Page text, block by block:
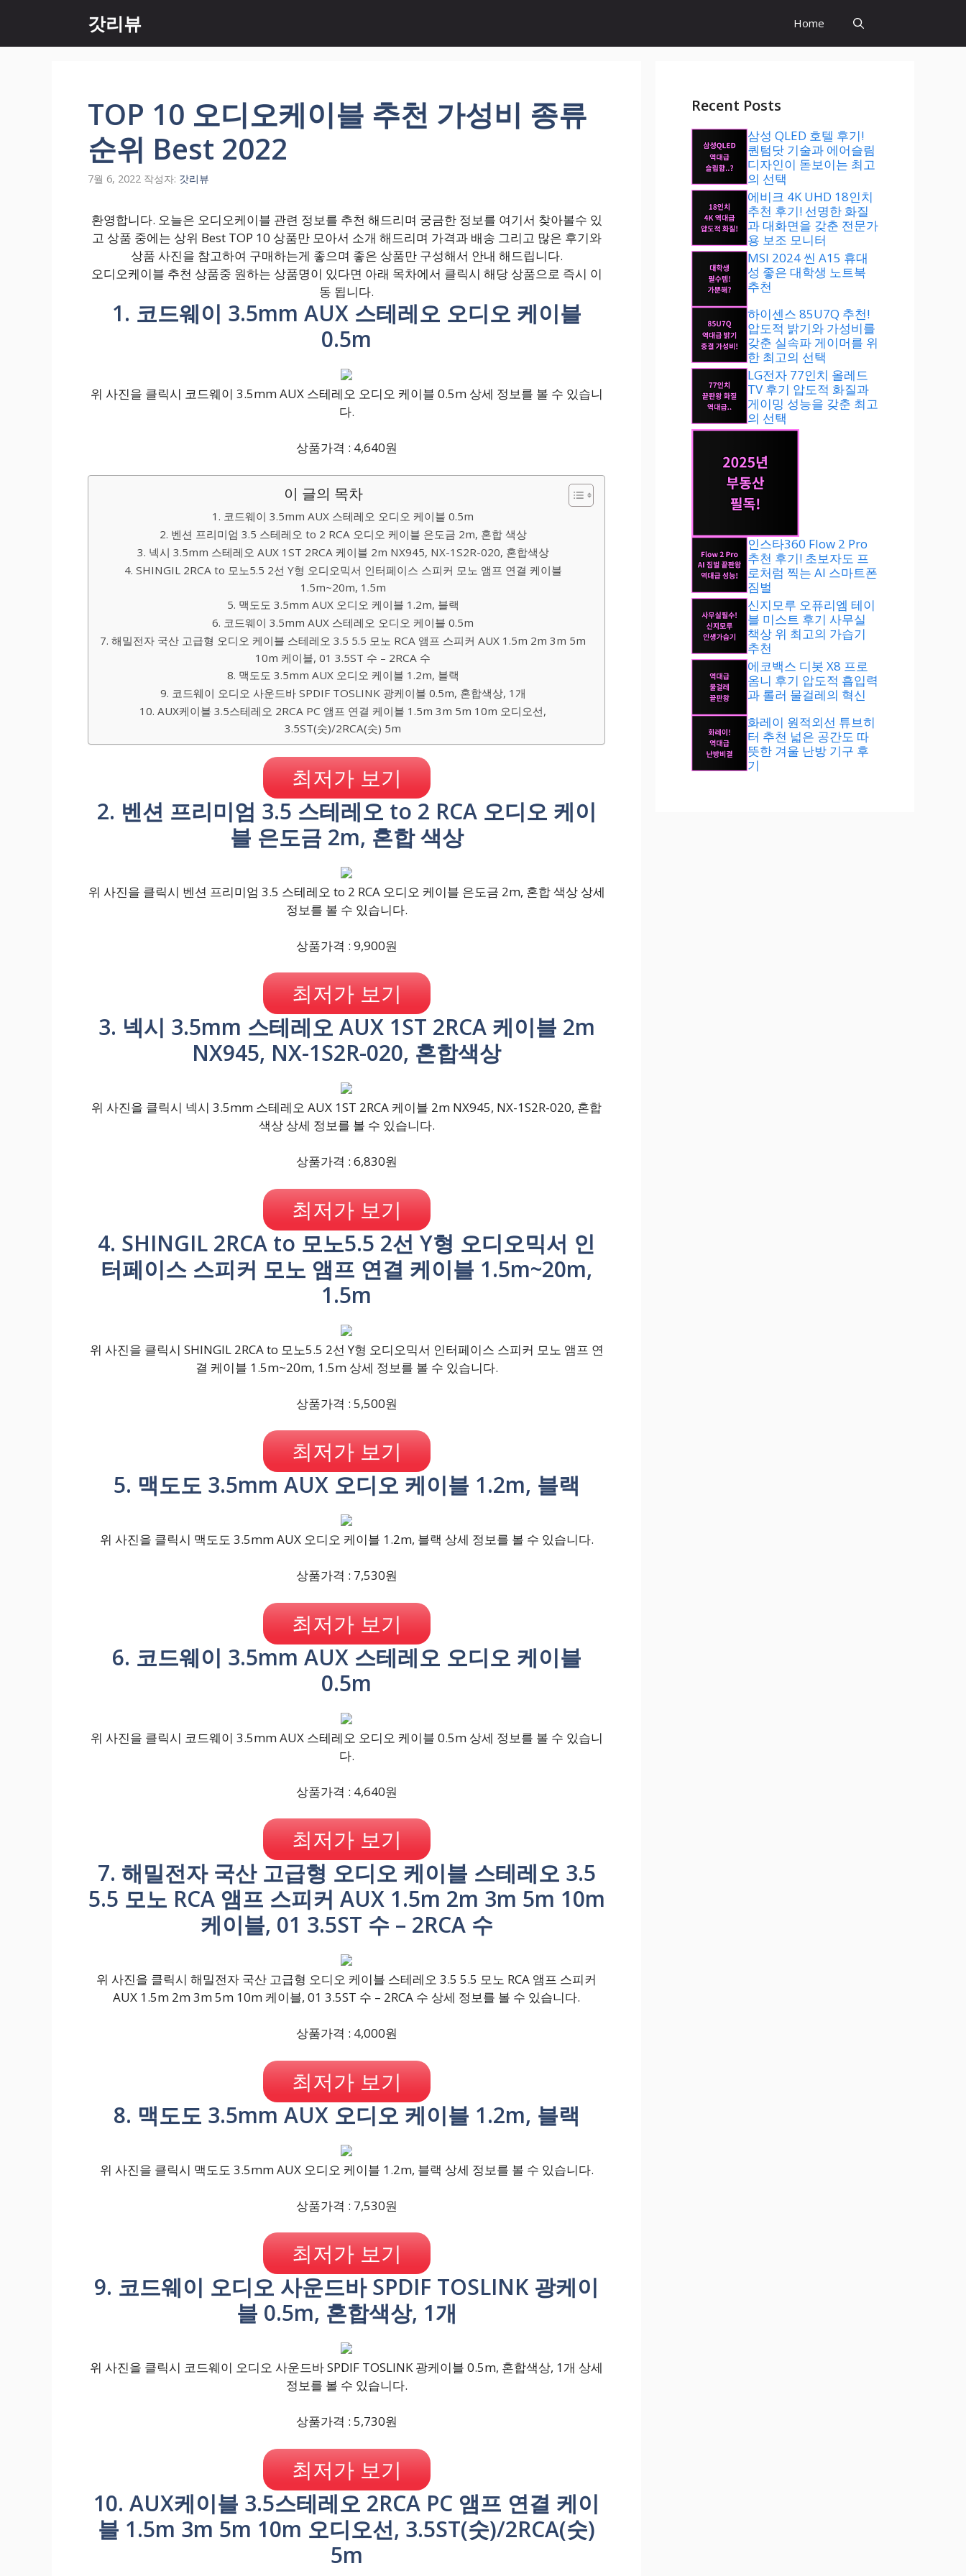
츠
갓리뷰 Home
TOP 10 오디오케이블 추천 가성비 종류
순위 Best 2022
7월 6, 2022 작성자: 갓리뷰
환영합니다. 오늘은 오디오케이블 관련 정보를 추천 해드리며 궁금한 정보를 여기서 찾아볼수 있
고 상품 중에는 상위 Best TOP 10 상품만 모아서 소개 해드리며 가격과 배송 그리고 많은 후기와
상품 사진을 참고하여 구매하는게 좋으며 좋은 상품만 구성해서 안내 해드립니다.
오디오케이블 추천 상품중 원하는 상품명이 있다면 아래 목차에서 클릭시 해당 상품으로 즉시 이
동 됩니다.
1. 코드웨이 3.5mm AUX 스테레오 오디오 케이블
0.5m
위 사진을 클릭시 코드웨이 3.5mm AUX 스테레오 오디오 케이블 0.5m 상세 정보를 볼 수 있습니
다.
상품가격 : 4,640원
이 글의 목차
1. 코드웨이 3.5mm AUX 스테레오 오디오 케이블 0.5m
2. 벤션 프리미엄 3.5 스테레오 to 2 RCA 오디오 케이블 은도금 2m, 혼합 색상
3. 넥시 3.5mm 스테레오 AUX 1ST 2RCA 케이블 2m NX945, NX-1S2R-020, 혼합색상
4. SHINGIL 2RCA to 모노5.5 2선 Y형 오디오믹서 인터페이스 스피커 모노 앰프 연결 케이블
1.5m~20m, 1.5m
5. 맥도도 3.5mm AUX 오디오 케이블 1.2m, 블랙
6. 코드웨이 3.5mm AUX 스테레오 오디오 케이블 0.5m
7. 해밀전자 국산 고급형 오디오 케이블 스테레오 3.5 5.5 모노 RCA 앰프 스피커 AUX 1.5m 2m 3m 5m
10m 케이블, 01 3.5ST 수 – 2RCA 수
8. 맥도도 3.5mm AUX 오디오 케이블 1.2m, 블랙
9. 코드웨이 오디오 사운드바 SPDIF TOSLINK 광케이블 0.5m, 혼합색상, 1개
10. AUX케이블 3.5스테레오 2RCA PC 앰프 연결 케이블 1.5m 3m 5m 10m 오디오선,
3.5ST(숫)/2RCA(숫) 5m
최저가 보기
2. 벤션 프리미엄 3.5 스테레오 to 2 RCA 오디오 케이
블 은도금 2m, 혼합 색상
위 사진을 클릭시 벤션 프리미엄 3.5 스테레오 to 2 RCA 오디오 케이블 은도금 2m, 혼합 색상 상세
정보를 볼 수 있습니다.
상품가격 : 9,900원
최저가 보기
3. 넥시 3.5mm 스테레오 AUX 1ST 2RCA 케이블 2m
NX945, NX-1S2R-020, 혼합색상
위 사진을 클릭시 넥시 3.5mm 스테레오 AUX 1ST 2RCA 케이블 2m NX945, NX-1S2R-020, 혼합
색상 상세 정보를 볼 수 있습니다.
상품가격 : 6,830원
최저가 보기
4. SHINGIL 2RCA to 모노5.5 2선 Y형 오디오믹서 인
터페이스 스피커 모노 앰프 연결 케이블 1.5m~20m,
1.5m
위 사진을 클릭시 SHINGIL 2RCA to 모노5.5 2선 Y형 오디오믹서 인터페이스 스피커 모노 앰프 연
결 케이블 1.5m~20m, 1.5m 상세 정보를 볼 수 있습니다.
상품가격 : 5,500원
최저가 보기
5. 맥도도 3.5mm AUX 오디오 케이블 1.2m, 블랙
위 사진을 클릭시 맥도도 3.5mm AUX 오디오 케이블 1.2m, 블랙 상세 정보를 볼 수 있습니다.
상품가격 : 7,530원
최저가 보기
6. 코드웨이 3.5mm AUX 스테레오 오디오 케이블
0.5m
위 사진을 클릭시 코드웨이 3.5mm AUX 스테레오 오디오 케이블 0.5m 상세 정보를 볼 수 있습니
다.
상품가격 : 4,640원
최저가 보기
7. 해밀전자 국산 고급형 오디오 케이블 스테레오 3.5
5.5 모노 RCA 앰프 스피커 AUX 1.5m 2m 3m 5m 10m
케이블, 01 3.5ST 수 – 2RCA 수
위 사진을 클릭시 해밀전자 국산 고급형 오디오 케이블 스테레오 3.5 5.5 모노 RCA 앰프 스피커
AUX 1.5m 2m 3m 5m 10m 케이블, 01 3.5ST 수 – 2RCA 수 상세 정보를 볼 수 있습니다.
상품가격 : 4,000원
최저가 보기
8. 맥도도 3.5mm AUX 오디오 케이블 1.2m, 블랙
위 사진을 클릭시 맥도도 3.5mm AUX 오디오 케이블 1.2m, 블랙 상세 정보를 볼 수 있습니다.
상품가격 : 7,530원
최저가 보기
9. 코드웨이 오디오 사운드바 SPDIF TOSLINK 광케이
블 0.5m, 혼합색상, 1개
위 사진을 클릭시 코드웨이 오디오 사운드바 SPDIF TOSLINK 광케이블 0.5m, 혼합색상, 1개 상세
정보를 볼 수 있습니다.
상품가격 : 5,730원
최저가 보기
10. AUX케이블 3.5스테레오 2RCA PC 앰프 연결 케이
블 1.5m 3m 5m 10m 오디오선, 3.5ST(숫)/2RCA(숫)
5m
Recent Posts
삼성 QLED 호텔 후기!
퀀텀닷 기술과 에어슬림
디자인이 돋보이는 최고
의 선택
에비크 4K UHD 18인치
추천 후기! 선명한 화질
과 대화면을 갖춘 전문가
용 보조 모니터
MSI 2024 씬 A15 휴대
성 좋은 대학생 노트북
추천
하이센스 85U7Q 추천!
압도적 밝기와 가성비를
갖춘 실속파 게이머를 위
한 최고의 선택
LG전자 77인치 올레드
TV 후기 압도적 화질과
게이밍 성능을 갖춘 최고
의 선택
인스타360 Flow 2 Pro
추천 후기! 초보자도 프
로처럼 찍는 AI 스마트폰
짐벌
신지모루 오퓨리엠 테이
블 미스트 후기 사무실
책상 위 최고의 가습기
추천
에코백스 디봇 X8 프로
옴니 후기 압도적 흡입력
과 롤러 물걸레의 혁신
화레이 원적외선 튜브히
터 추천 넓은 공간도 따
뜻한 겨울 난방 기구 후
기